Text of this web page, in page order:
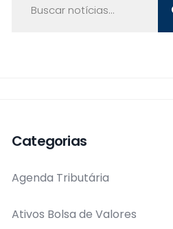
Categorias
Agenda Tributária
Ativos Bolsa de Valores